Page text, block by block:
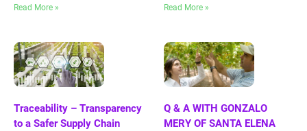
Read More » Read More »
Traceability – Transparency
to a Safer Supply Chain
Q & A WITH GONZALO
MERY OF SANTA ELENA